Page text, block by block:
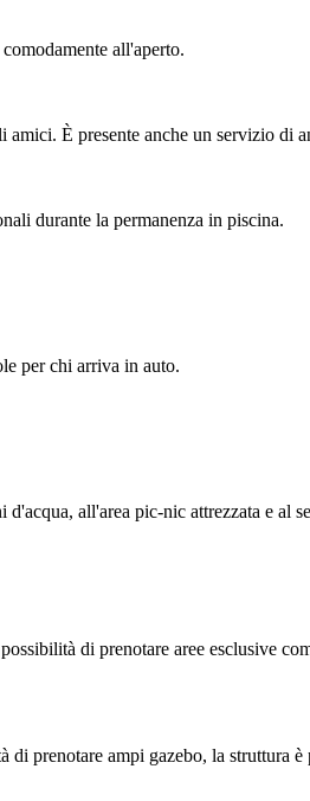
all'aperto.
amici. È presente anche un servizio di
durante la permanenza in piscina.
per chi arriva in auto.
all'area pic-nic attrezzata e al
di prenotare aree esclusive
prenotare ampi gazebo, la struttura